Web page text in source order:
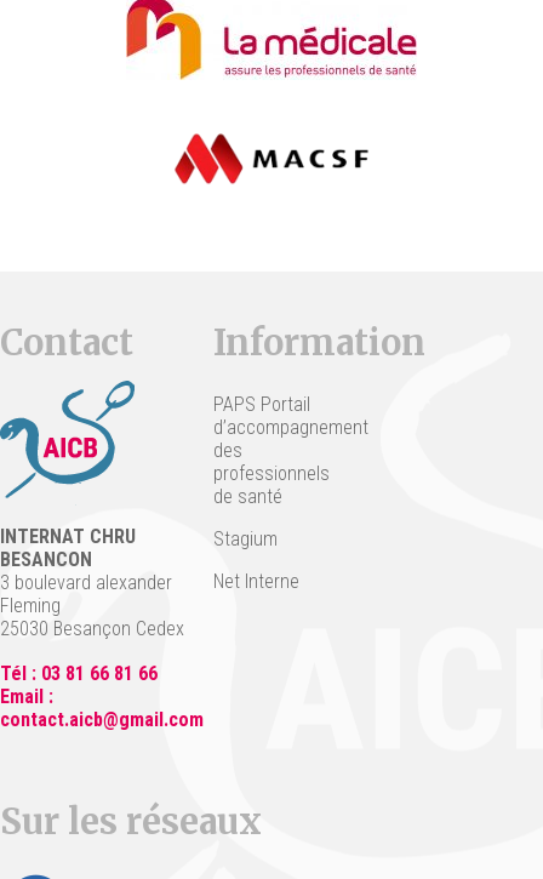
Contact
INTERNAT CHRU
BESANCON
3 boulevard alexander
Fleming
25030 Besançon Cedex
Tél : 03 81 66 81 66
Email :
contact.aicb@gmail.com
Information
PAPS Portail
d’accompagnement
des
professionnels
de santé
Stagium
Net Interne
Sur les réseaux